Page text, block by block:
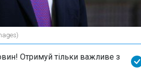
Отримуй тільки важливе з